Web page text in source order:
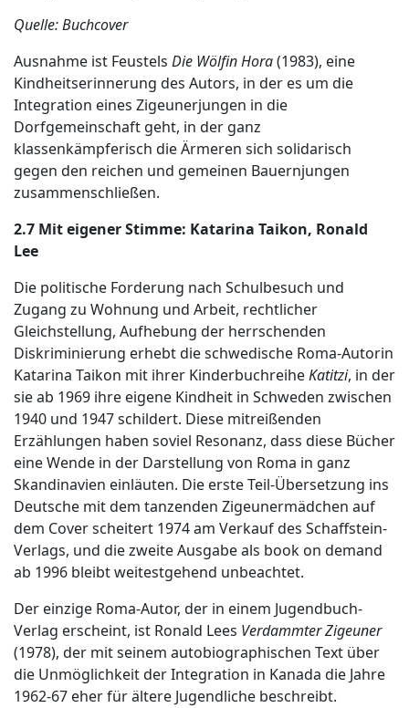
Quelle: Buchcover
Ausnahme ist Feustels Die Wölfin Hora(1983), eine
Kindheitserinnerung des Autors, in der es um die
Integration eines Zigeunerjungen in die
Dorfgemeinschaft geht, in der ganz
klassenkämpferisch die Ärmeren sich solidarisch
gegen den reichen und gemeinen Bauernjungen
zusammenschließen.
2.7 Mit eigener Stimme: Katarina Taikon, Ronald
Lee
Die politische Forderung nach Schulbesuch und
Zugang zu Wohnung und Arbeit, rechtlicher
Gleichstellung, Aufhebung der herrschenden
Diskriminierung erhebt die schwedische Roma-Autorin
Katarina Taikon mit ihrer KinderbuchreiheKatitzi, in der
sie ab 1969 ihre eigene Kindheit in Schweden zwischen
1940 und 1947 schildert. Diese mitreißenden
Erzählungen haben soviel Resonanz, dass diese Bücher
eine Wende in der Darstellung von Roma in ganz
Skandinavien einläuten. Die erste Teil-Übersetzung ins
Deutsche mit dem tanzenden Zigeunermädchen auf
dem Cover scheitert 1974 am Verkauf des Schaffstein-
Verlags, und die zweite Ausgabe als book on demand
ab 1996 bleibt weitestgehend unbeachtet.
Der einzige Roma-Autor, der in einem Jugendbuch-
Verlag erscheint, ist Ronald Lees Verdammter Zigeuner
(1978), der mit seinem autobiographischen Text über
die Unmöglichkeit der Integration in Kanada die Jahre
1962-67 eher für ältere Jugendliche beschreibt.